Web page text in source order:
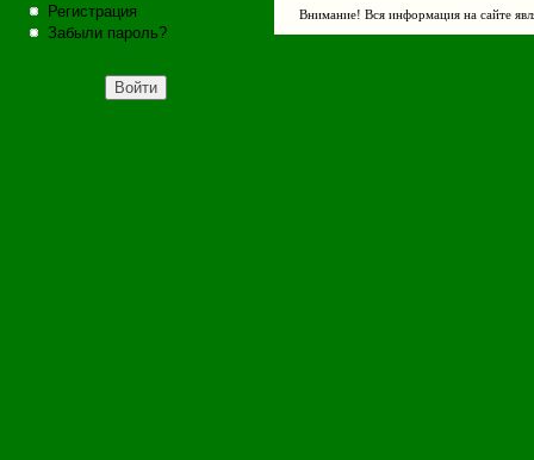
Регистрация
Забыли пароль?
Внимание! Вся информация на сайте